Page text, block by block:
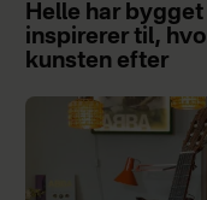
Helle har
inspirerer til,
kunsten efter